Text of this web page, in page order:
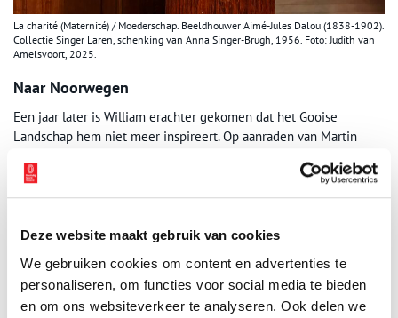
Deze website maakt gebruik van cookies
We gebruiken cookies om content en advertenties te
personaliseren, om functies voor social media te bieden
en om ons websiteverkeer te analyseren. Ook delen we
La charité (Maternité) / Moederschap. Beeldhouwer Aimé-Jules Dalou (1838-1902).
Collectie Singer Laren, schenking van Anna Singer-Brugh, 1956. Foto: Judith van
Amelsvoort, 2025.
Naar Noorwegen
Een jaar later is William erachter gekomen dat het Gooise
Landschap hem niet meer inspireert. Op aanraden van Martin
de zomer van 1903 per boot aankomen wordt William op slag
verliefd op de natuur en het landschap. Hij zou hebben
volgens de mannen te gevaarlijk voor haar om mee de bergen in
te gaan om te jagen. Anna hoopt dat als William gelukkig is, hij
haar kinderwens zal vervullen. Ondertussen ontstaan er ook bij